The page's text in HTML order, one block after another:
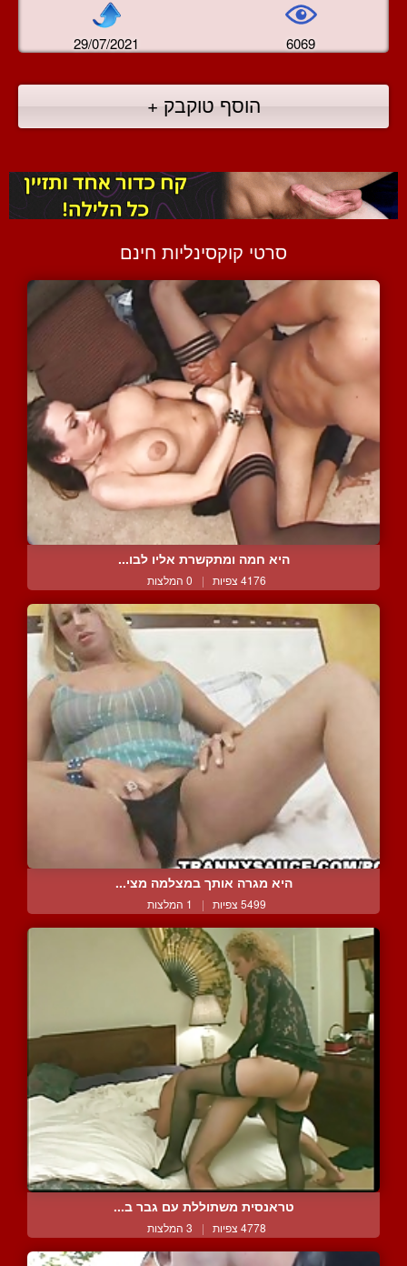
29/07/2021 6069
הוסף טוקבק +
סרטי קוקסינליות חינם
היא חמה ומתקשרת אליו לבו...
4176 צפיות | 0 המלצות
היא מגרה אותך במצלמה מצי...
5499 צפיות | 1 המלצות
טראנסית משתוללת עם גבר ב...
4778 צפיות | 3 המלצות